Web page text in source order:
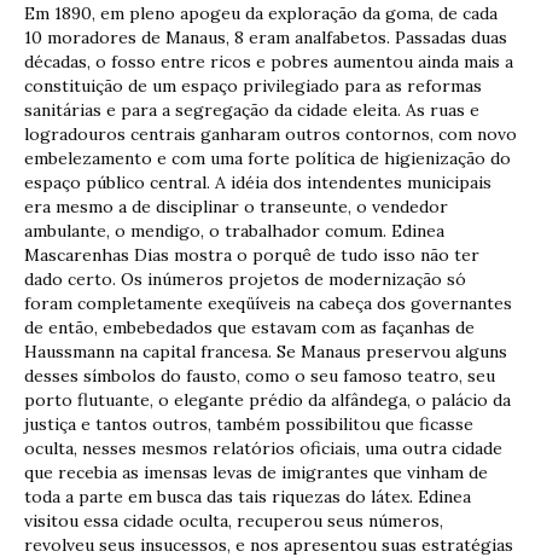
Em 1890, em pleno apogeu da exploração da goma, de cada
10 moradores de Manaus, 8 eram analfabetos. Passadas duas
décadas, o fosso entre ricos e pobres aumentou ainda mais a
constituição de um espaço privilegiado para as reformas
sanitárias e para a segregação da cidade eleita. As ruas e
logradouros centrais ganharam outros contornos, com novo
embelezamento e com uma forte política de higienização do
espaço público central. A idéia dos intendentes municipais
era mesmo a de disciplinar o transeunte, o vendedor
ambulante, o mendigo, o trabalhador comum. Edinea
Mascarenhas Dias mostra o porquê de tudo isso não ter
dado certo. Os inúmeros projetos de modernização só
foram completamente exeqüíveis na cabeça dos governantes
de então, embebedados que estavam com as façanhas de
Haussmann na capital francesa. Se Manaus preservou alguns
desses símbolos do fausto, como o seu famoso teatro, seu
porto flutuante, o elegante prédio da alfândega, o palácio da
justiça e tantos outros, também possibilitou que ficasse
oculta, nesses mesmos relatórios oficiais, uma outra cidade
que recebia as imensas levas de imigrantes que vinham de
toda a parte em busca das tais riquezas do látex. Edinea
visitou essa cidade oculta, recuperou seus números,
revolveu seus insucessos, e nos apresentou suas estratégias